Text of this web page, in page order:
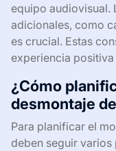
equipo audiovisual.
adicionales, como
es crucial. Estas
experiencia
¿Cómo
desmontaje
Para planificar el
deben seguir varios